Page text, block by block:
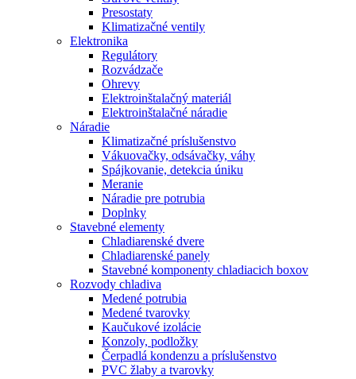
Presostaty
Klimatizačné ventily
Elektronika
Regulátory
Rozvádzače
Ohrevy
Elektroinštalačný materiál
Elektroinštalačné náradie
Náradie
Klimatizačné príslušenstvo
Vákuovačky, odsávačky, váhy
Spájkovanie, detekcia úniku
Meranie
Náradie pre potrubia
Doplnky
Stavebné elementy
Chladiarenské dvere
Chladiarenské panely
Stavebné komponenty chladiacich boxov
Rozvody chladiva
Medené potrubia
Medené tvarovky
Kaučukové izolácie
Konzoly, podložky
Čerpadlá kondenzu a príslušenstvo
PVC žlaby a tvarovky